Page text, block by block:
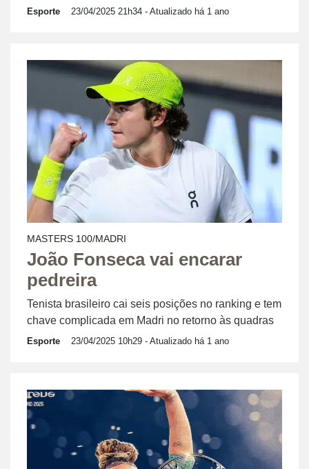
Esporte 23/04/2025 21h34 - Atualizado há 1 ano
MASTERS 100/MADRI
João Fonseca vai encarar
pedreira
Tenista brasileiro cai seis posições no ranking e tem
chave complicada em Madri no retorno às quadras
Esporte 23/04/2025 10h29 - Atualizado há 1 ano